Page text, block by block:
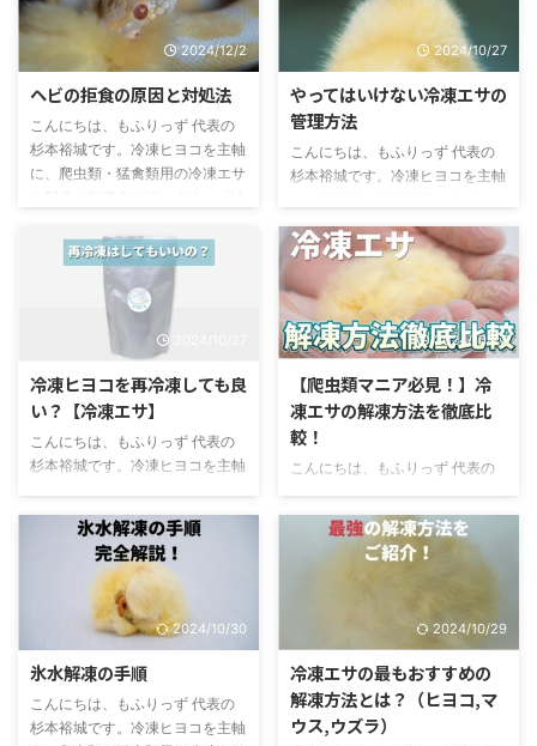
2024/12/2
ヘビの拒食の原因と対処法
こんにちは、もふりっず 代表の
杉本裕城です。冷凍ヒヨコを主軸
に、爬虫類・猛禽類用の冷凍エサ
な新鮮さを。」をコンセプトに獣
医監修の最高品質冷凍エサを製造
しています。 ボールパイソンや
コーンスネーク、カーペットパイ
ソンなど現在数多くの種類のヘビ
がペットとして流通しています。
そんなヘビを飼育している方から
よく聞くお悩みが「拒食」です。
今回は、ヘビの拒食の原因（考え
られる理由）と対処法をお伝えし
2024/10/27
やってはいけない冷凍エサの
管理方法
こんにちは、もふりっず 代表の
杉本裕城です。冷凍ヒヨコを主軸
の製造と販売をしています。「冷
凍エサに、まるで活きエサのよう
な新鮮さを。」をコンセプトに獣
医監修の最高品質冷凍エサを製造
しています。 冷凍ヒヨコ含め、
冷凍エサの管理はみなさんどのよ
は、やってはいけない冷凍エサの
管理方法をお伝えします。 やっ
てはいけない管理方法 以下は、
わたしたち人間の食事でも言われ
れている管理状態です。 保存温
度を変化させる 食品と共通です
冷凍ヒヨコを再冷凍しても良
い？【冷凍エサ】
こんにちは、もふりっず 代表の
杉本裕城です。冷凍ヒヨコを主軸
の製造と販売をしています。「冷
凍エサに、まるで活きエサのよう
な新鮮さを。」をコンセプトに獣
医監修の最高品質冷凍エサを販売
しています。 みなさん、冷凍マ
ウスや冷凍ヒヨコ、冷凍ウズラな
ど、エキゾチックアニマル用のエ
サを解凍したのに結局食べなかっ
た経験はありませんか？これは気
まぐれな彼らの性質では、よくあ
2024/10/27
【爬虫類マニア必見！】冷
凍エサの解凍方法を徹底比
較！
こんにちは、もふりっず 代表の
に、爬虫類・猛禽類用の冷凍エサ
の製造と販売をしています。「冷
凍エサに、まるで活きエサのよう
な新鮮さを。」をコンセプトに獣
医監修の最高品質冷凍エサを販売
しています。 みなさん、冷凍エ
に品質を落とさずに解凍するか、
色々と試されてきたのではないで
しょうか？今回は、冷凍エサの最
2024/10/30
氷水解凍の手順
こんにちは、もふりっず 代表の
杉本裕城です。冷凍ヒヨコを主軸
2024/10/29
冷凍エサの最もおすすめの
解凍方法とは？（ヒヨコ,マ
ウス,ウズラ）